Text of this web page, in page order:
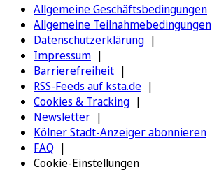
Allgemeine Geschäftsbedingungen
Allgemeine Teilnahmebedingungen
Datenschutzerklärung
Impressum
Barrierefreiheit
RSS-Feeds auf ksta.de
Cookies & Tracking
Newsletter
Kölner Stadt-Anzeiger abonnieren
FAQ
Cookie-Einstellungen